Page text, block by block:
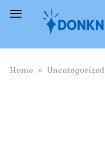
Skip
Home » Uncategorized